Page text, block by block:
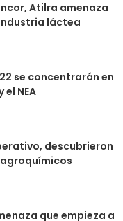
Atilra amenaza
láctea
se concentrarán en
NEA
descubrieron
que empieza a